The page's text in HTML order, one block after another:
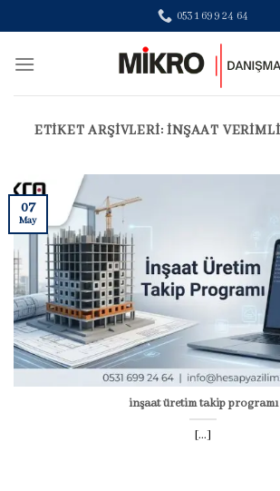
to
content
0531 699 24 64
ETIKET ARŞIVLERI:INŞAAT
inşaat üretim takip programı
[...]
07
May